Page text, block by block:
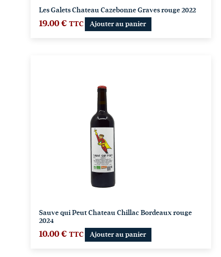
Les Galets Chateau Cazebonne Graves rouge 2022
19.00 € TTC Ajouter au panier
Sauve qui Peut Chateau Chillac Bordeaux rouge
2024
10.00 € TTC Ajouter au panier